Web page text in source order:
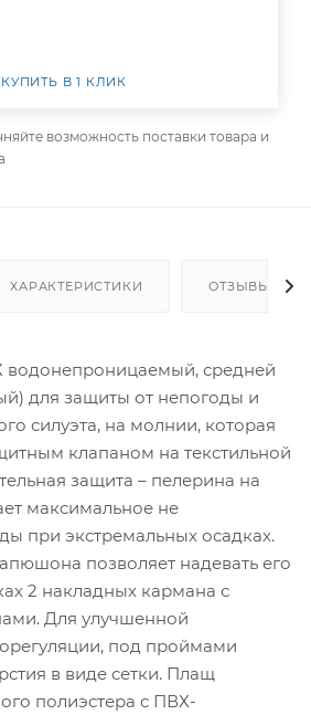
КУПИТЬ В 1 КЛИК
возможность поставки товара и
ХАРАКТЕРИСТИКИ ОТЗЫВЫ
средней
для защиты от непогоды и
силуэта, на молнии, которая
клапаном на текстильной
защита – пелерина на
максимальное не
при экстремальных осадках.
позволяет надевать его
2 накладных кармана с
Для улучшенной
под проймами
в виде сетки. Плащ
полиэстера с ПВХ-